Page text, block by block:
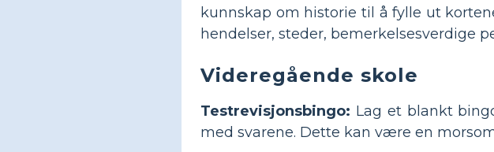
kunnskap om historie til å fylle ut
hendelser, steder, bemerkelsesverdige
Videregående skole
Testrevisjonsbingo: Lag et blankt
med svarene. Dette kan være en